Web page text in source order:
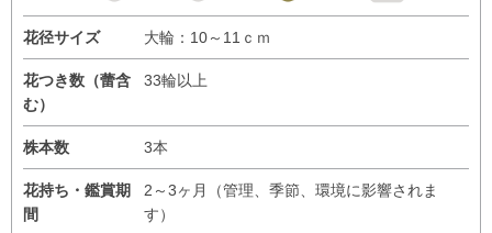
花径サイズ 大輪：10～11ｃｍ
花つき数（蕾含
む）
33輪以上
株本数 3本
花持ち・鑑賞期
間
2～3ヶ月（管理、季節、環境に影響されま
す）